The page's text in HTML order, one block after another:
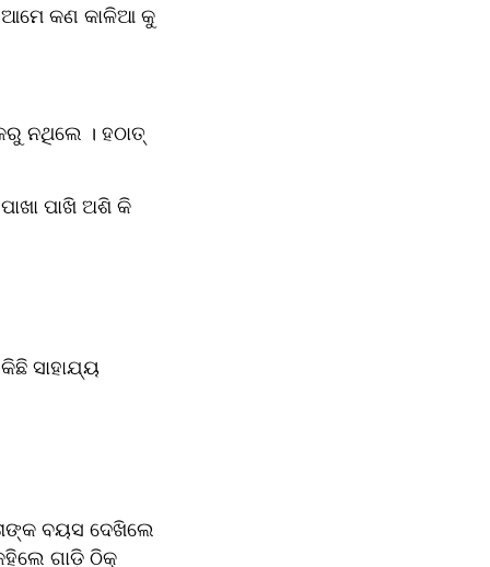
ଆମେ କଣ କାଳିଆ କୁ
ନଥିଲେ । ହଠାତ୍‌
ପାଖି ଅଶି କି
ସାହାଯ୍ୟ
ବୟସ ଦେଖିଲେ
ଗାଡ଼ି ଠିକ୍